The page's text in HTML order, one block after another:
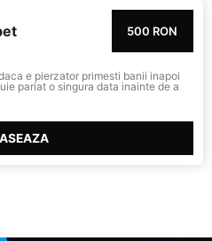
500 RON
e pierzator primesti banii inapoi
pariat o singura data inainte de a